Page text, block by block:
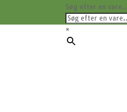
Søg efter en vare..
×